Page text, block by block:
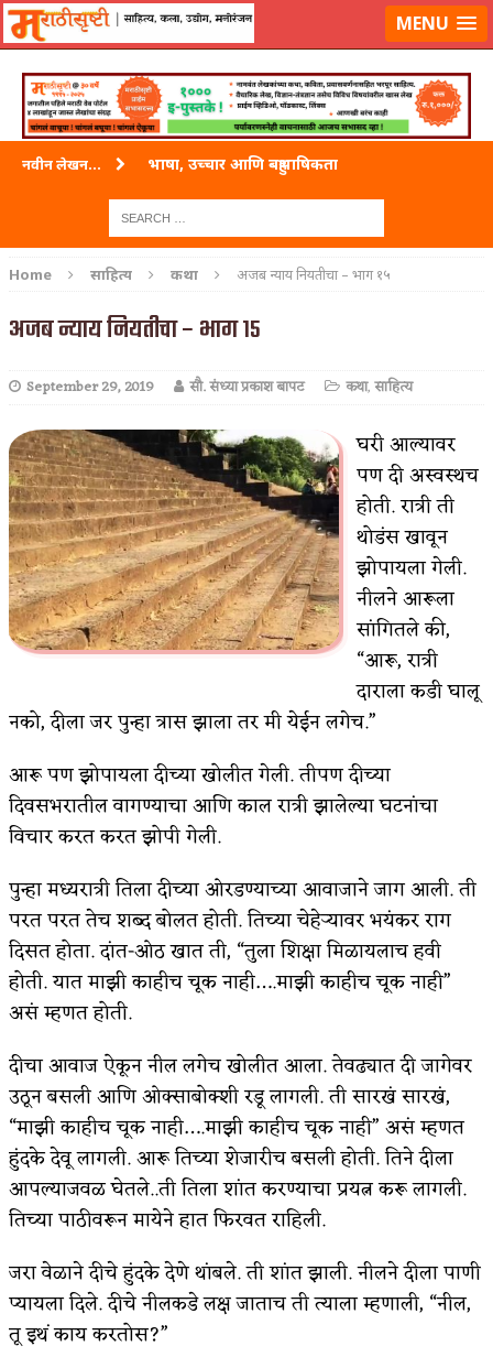
लॉग-इन करा|लेखक नोंदणी कराMENU
नवीन लेखन... भाषा, उच्चार आणि बहुभाषिकता
ताम्र – एक अफलातून धातू (COPPER)
अशी एक कविता लिहू इच्छिते
पाटलाची विहीर
शपथ
पुस्तके बदलायची आहेत तुम्हाला!
किती घोषणांचा पाऊस होता
कसं हुईन तं हू माय…
काळजाचे प्रेत
चमकदार चांदी
आदिवासींचा डॉक्टर, समाजसेवेचा ध्यास : डॉ. राहुल
डेंग्यू: ताप उतरला म्हणजे धोका टळला असे नाही!
४ जुलै – इतिहासात घडलेल्या महत्त्वाच्या घटना
सुवर्ण – झळाळी
‘अर्थ’पूर्ण हास्य
अष्टपैलू : खंडू रांगणेकर
बुडीच खटलं – संयुक्त कुटुंब का गरजेचं?
Home साहित्य कथा अजब न्याय नियतीचा – भाग १५
अजब न्याय नियतीचा – भाग १५
September 29, 2019 सौ. संध्या प्रकाश बापट कथा,साहित्य
घरी आल्यावर
पण दी अस्वस्थच
होती. रात्री ती
थोडंस खावून
झोपायला गेली.
नीलने आरूला
सांगितले की,
“आरू, रात्री
दाराला कडी घालू
नको, दीला जर पुन्हा त्रास झाला तर मी येईन लगेच.”
आरू पण झोपायला दीच्या खोलीत गेली. तीपण दीच्या
दिवसभरातील वागण्याचा आणि काल रात्री झालेल्या घटनांचा
विचार करत करत झोपी गेली.
पुन्हा मध्यरात्री तिला दीच्या ओरडण्याच्या आवाजाने जाग आली. ती
परत परत तेच शब्द बोलत होती. तिच्या चेहेर्यावर भयंकर राग
दिसत होता. दांत-ओठ खात ती, “तुला शिक्षा मिळायलाच हवी
होती. यात माझी काहीच चूक नाही….माझी काहीच चूक नाही”
असं म्हणत होती.
दीचा आवाज ऐकून नील लगेच खोलीत आला. तेवढ्यात दी जागेवर
उठून बसली आणि ओक्साबोक्शी रडू लागली. ती सारखं सारखं,
“माझी काहीच चूक नाही….माझी काहीच चूक नाही” असं म्हणत
हुंदके देवू लागली. आरू तिच्या शेजारीच बसली होती. तिने दीला
आपल्याजवळ घेतले..ती तिला शांत करण्याचा प्रयत्न करू लागली.
तिच्या पाठीवरून मायेने हात फिरवत राहिली.
जरा वेळाने दीचे हुंदके देणे थांबले. ती शांत झाली. नीलने दीला पाणी
प्यायला दिले. दीचे नीलकडे लक्ष जाताच ती त्याला म्हणाली, “नील,
तू इथं काय करतोस?”